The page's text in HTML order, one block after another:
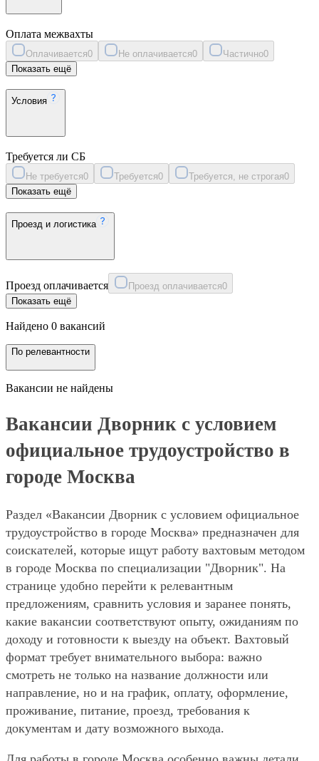
Оплата межвахты
Оплачивается0 Не оплачивается0 Частично0
Показать ещё
Условия
Требуется ли СБ
Не требуется0 Требуется0 Требуется, не строгая0
Показать ещё
Проезд и логистика
Проезд оплачивается Проезд оплачивается0
Показать ещё
Найдено 0 вакансий
По релевантности
Вакансии не найдены
Вакансии Дворник с условием
официальное трудоустройство в
городе Москва
Раздел «Вакансии Дворник с условием официальное
трудоустройство в городе Москва» предназначен для
соискателей, которые ищут работу вахтовым методом
в городе Москва по специализации "Дворник". На
странице удобно перейти к релевантным
предложениям, сравнить условия и заранее понять,
какие вакансии соответствуют опыту, ожиданиям по
доходу и готовности к выезду на объект. Вахтовый
формат требует внимательного выбора: важно
смотреть не только на название должности или
направление, но и на график, оплату, оформление,
проживание, питание, проезд, требования к
документам и дату возможного выхода.